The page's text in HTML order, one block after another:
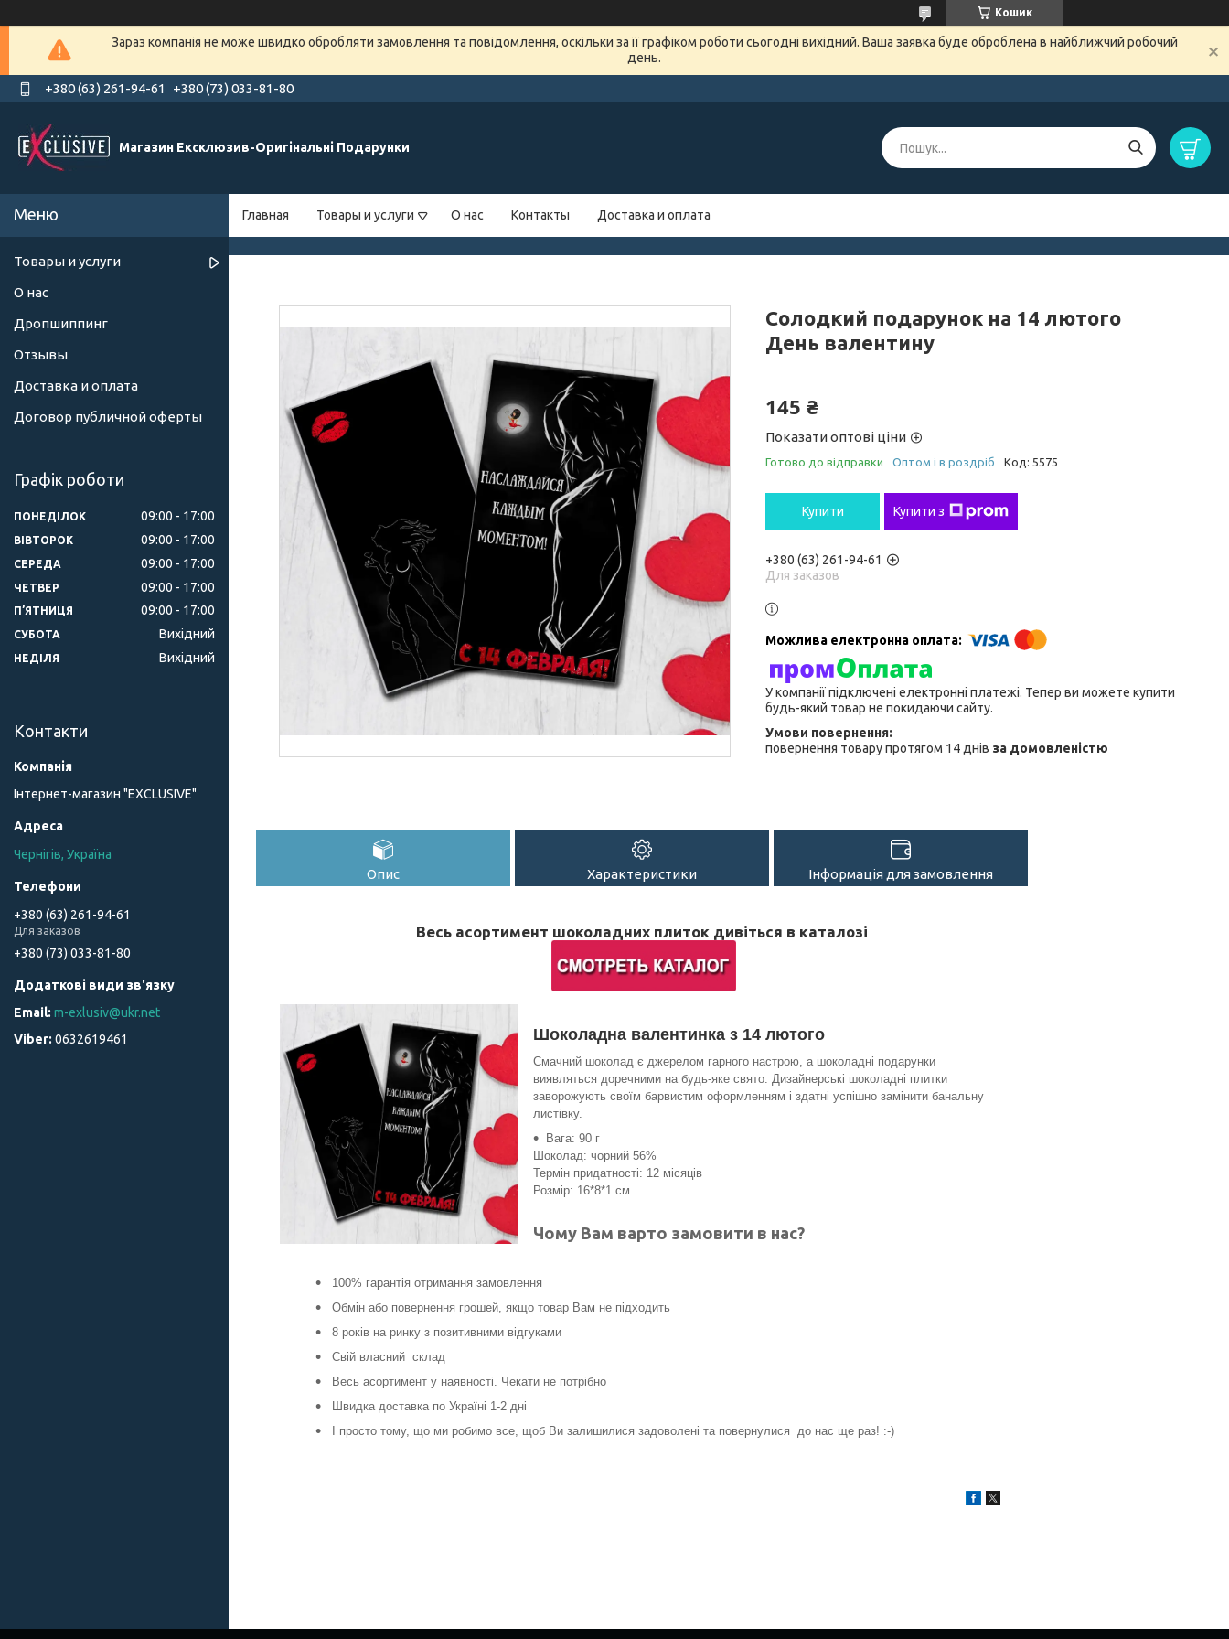
Кошик
Зараз компанія не може швидко обробляти замовлення та повідомлення, оскільки за її графіком роботи сьогодні вихідний. Ваша заявка буде оброблена в найближчий робочий
день.
+380 (63) 261-94-61 +380 (73) 033-81-80
Магазин Ексклюзив-Оригінальні Подарунки
Главная Товары и услуги О нас Контакты Доставка и оплата
Солодкий подарунок на 14 лютого
День валентину
145 ₴
Показати оптові ціни
Готово до відправки Оптом і в роздріб Код: 5575
Купити Купити з
+380 (63) 261-94-61
Для заказов
У компанії підключені електронні платежі. Тепер ви можете купити
будь-який товар не покидаючи сайту.
повернення товару протягом 14 днів за домовленістю
Опис Характеристики Інформація для замовлення
Весь асортимент шоколадних плиток дивіться в каталозі
Шоколадна валентинка з 14 лютого
Смачний шоколад є джерелом гарного настрою, а шоколадні подарунки
виявляться доречними на будь-яке свято. Дизайнерські шоколадні плитки
заворожують своїм барвистим оформленням і здатні успішно замінити банальну
листівку.
Вага: 90 г
Шоколад: чорний 56%
Термін придатності: 12 місяців
Розмір: 16*8*1 см
Чому Вам варто замовити в нас?
100% гарантія отримання замовлення
Обмін або повернення грошей, якщо товар Вам не підходить
8 років на ринку з позитивними відгуками
Свій власний склад
Весь асортимент у наявності. Чекати не потрібно
Швидка доставка по Україні 1-2 дні
І просто тому, що ми робимо все, щоб Ви залишилися задоволені та повернулися до нас ще раз! :-)
Товары и услуги
О нас
Дропшиппинг
Отзывы
Доставка и оплата
Договор публичной оферты
Графік роботи
ПОНЕДІЛОК 09:00 17:00
ВІВТОРОК 09:00 17:00
СЕРЕДА 09:00 17:00
ЧЕТВЕР 09:00 17:00
ПʼЯТНИЦЯ 09:00 17:00
СУБОТА Вихідний
НЕДІЛЯ Вихідний
Контакти
Інтернет-магазин "ЕXCLUSIVE"
Чернігів, Україна
+380 (63) 261-94-61
Для заказов
+380 (73) 033-81-80
m-exlusiv@ukr.net
0632619461